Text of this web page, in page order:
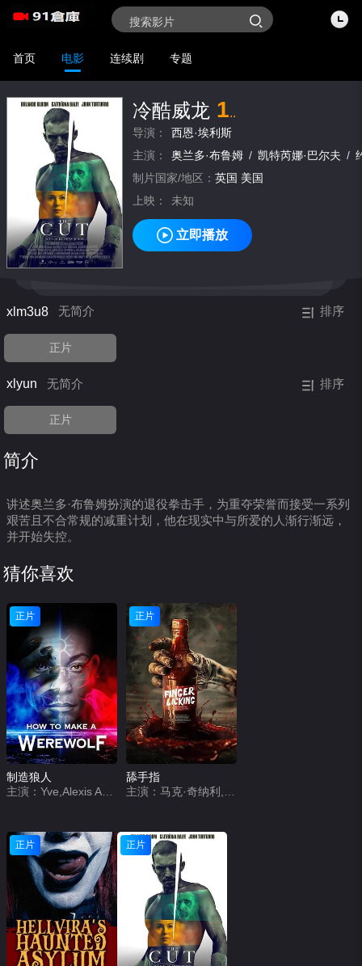
首页 电影 连续剧 专题
冷酷威龙 1..
导演：
西恩·埃利斯
主演：
奥兰多·布鲁姆 / 凯特芮娜·巴尔夫 /
制片国家/地区： 英国 美国
上映：
未知
立即播放
xlm3u8 无简介 排序
正片
xlyun 无简介 排序
正片
简介
讲述奥兰多·布鲁姆扮演的退役拳击手，为重夺荣誉而接受一系列
艰苦且不合常规的减重计划，他在现实中与所爱的人渐行渐远，
并开始失控。
猜你喜欢
正片
制造狼人
正片
舔手指
正片 正片